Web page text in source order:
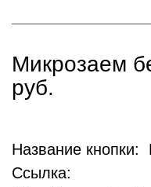
Микрозаем
руб.
Название кнопки:
Ссылка: